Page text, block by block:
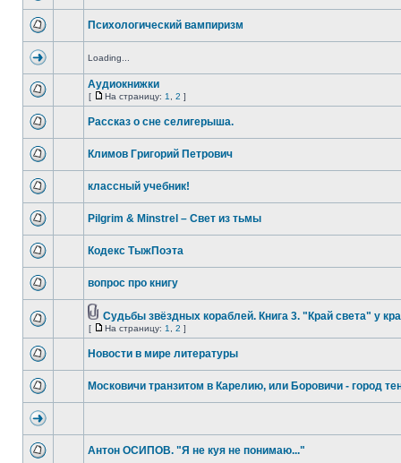
Психологический вампиризм
Loading...
Аудиокнижки
[ На страницу: 1 2 ]
Рассказ о сне селигерыша.
Климов Григорий Петрович
классный учебник!
Pilgrim & Minstrel – Свет из тьмы
Кодекс ТыжПоэта
вопрос про книгу
Судьбы звёздных кораблей. Книга 3. "Край света" у
[ На страницу: 1 2 ]
Новости в мире литературы
Московичи транзитом в Карелию, или Боровичи - город
Антон ОСИПОВ. "Я не куя не понимаю..."